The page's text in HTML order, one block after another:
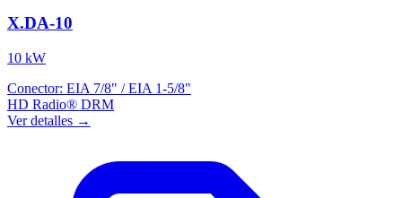
X.DA-10
10 kW
Conector: EIA 7/8" / EIA 1-5/8"
HD Radio® DRM
Ver detalles →